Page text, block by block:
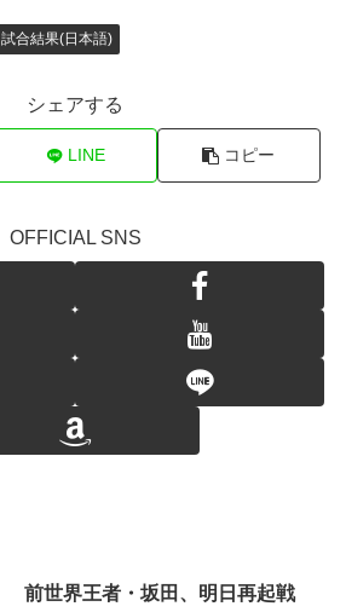
試合結果(日本語)
シェアする
LINE コピー
OFFICIAL SNS
前世界王者・坂田、明日再起戦